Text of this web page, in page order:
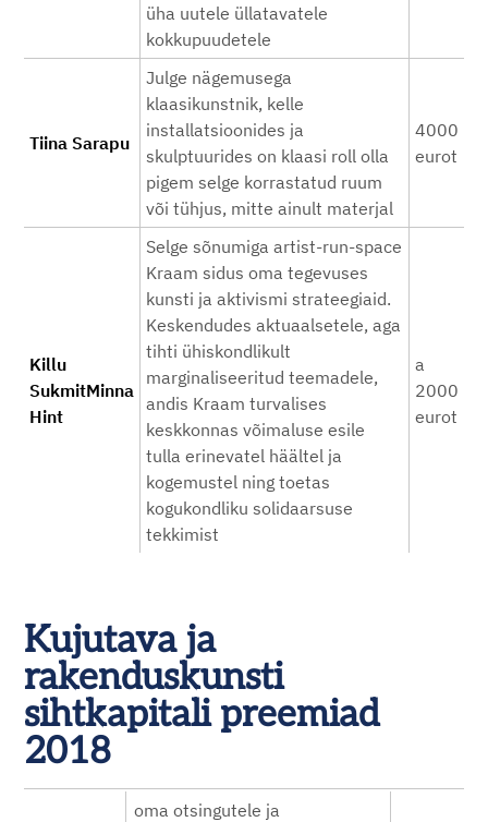
üha uutele üllatavatele
kokkupuudetele
Tiina Sarapu
Julge nägemusega
klaasikunstnik, kelle
installatsioonides ja
skulptuurides on klaasi roll olla
pigem selge korrastatud ruum
või tühjus, mitte ainult materjal
4000
eurot
Killu
SukmitMinna
Hint
Selge sõnumiga artist-run-space
Kraam sidus oma tegevuses
kunsti ja aktivismi strateegiaid.
Keskendudes aktuaalsetele, aga
tihti ühiskondlikult
marginaliseeritud teemadele,
andis Kraam turvalises
keskkonnas võimaluse esile
tulla erinevatel häältel ja
kogemustel ning toetas
kogukondliku solidaarsuse
tekkimist
a
2000
eurot
Kujutava ja
rakenduskunsti
sihtkapitali preemiad
2018
oma otsingutele ja